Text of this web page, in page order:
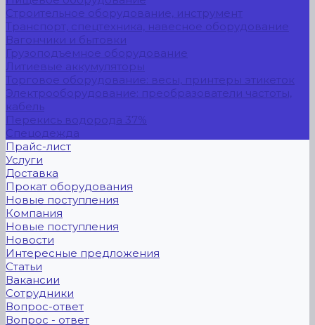
Строительное оборудование, инструмент
Транспорт, спецтехника, навесное оборудование
Вагончики и бытовки
Грузоподъемное оборудование
Литиевые аккумуляторы
Торговое оборудование: весы, принтеры этикеток
Электрооборудование: преобразователи частоты,
кабель
Перекись водорода 37%
Спецодежда
Прайс-лист
Услуги
Доставка
Прокат оборудования
Новые поступления
Компания
Новые поступления
Новости
Интересные предложения
Статьи
Вакансии
Сотрудники
Вопрос-ответ
Вопрос - ответ